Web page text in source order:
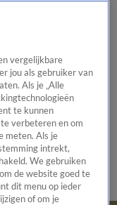
van Hart
Tip de
redactiePanelVideo's
vergelijkbare
jou als gebruiker van
Als je „Alle
te kunnen
verbeteren en om
meten. Als je
intrekt,
We gebruiken
de website goed te
dit menu op ieder
of om je